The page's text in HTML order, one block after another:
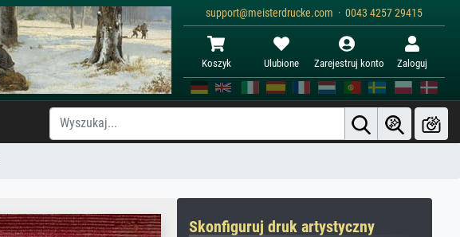
support@meisterdrucke.com · 0043 4257 29415
Koszyk Ulubione Zarejestruj konto Zaloguj
Skonfiguruj druk artystyczny